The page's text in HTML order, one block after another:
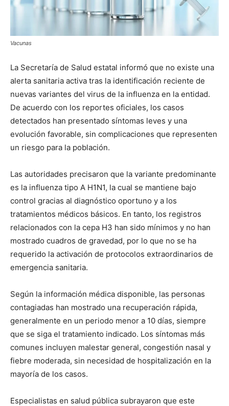
Vacunas
La Secretaría de Salud estatal informó que no existe una
alerta sanitaria activa tras la identificación reciente de
nuevas variantes del virus de la influenza en la entidad.
De acuerdo con los reportes oficiales, los casos
detectados han presentado síntomas leves y una
evolución favorable, sin complicaciones que representen
un riesgo para la población.
Las autoridades precisaron que la variante predominante
es la influenza tipo A H1N1, la cual se mantiene bajo
control gracias al diagnóstico oportuno y a los
tratamientos médicos básicos. En tanto, los registros
relacionados con la cepa H3 han sido mínimos y no han
mostrado cuadros de gravedad, por lo que no se ha
requerido la activación de protocolos extraordinarios de
emergencia sanitaria.
Según la información médica disponible, las personas
contagiadas han mostrado una recuperación rápida,
generalmente en un periodo menor a 10 días, siempre
que se siga el tratamiento indicado. Los síntomas más
comunes incluyen malestar general, congestión nasal y
fiebre moderada, sin necesidad de hospitalización en la
mayoría de los casos.
Especialistas en salud pública subrayaron que este